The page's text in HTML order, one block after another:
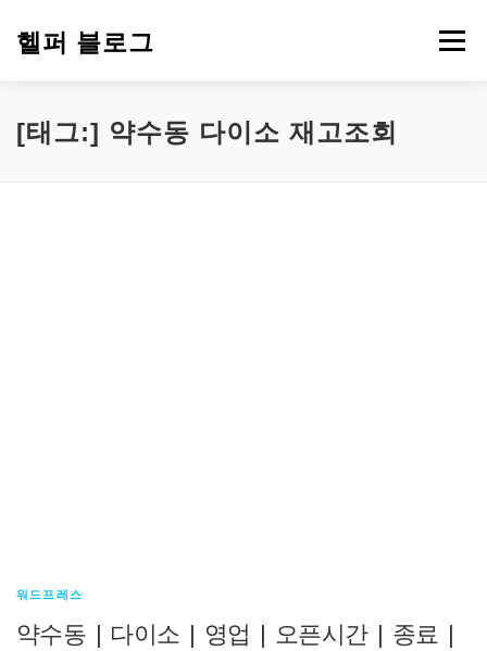
헬퍼 블로그 메뉴
워드프레스 복지 챗GPT PDF 파일 변환
[태그:] 약수동 다이소 재고조회
워드프레스
약수동 | 다이소 | 영업 | 오픈시간 | 종료 |